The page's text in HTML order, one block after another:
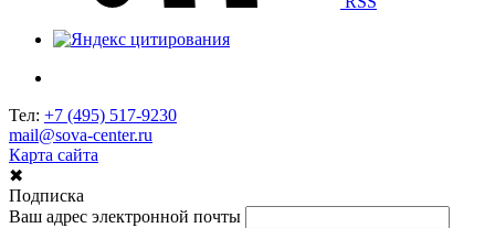
Тел: +7 (495) 517-9230
mail@sova-center.ru
Карта сайта
✖
Подписка
Ваш адрес электронной почты